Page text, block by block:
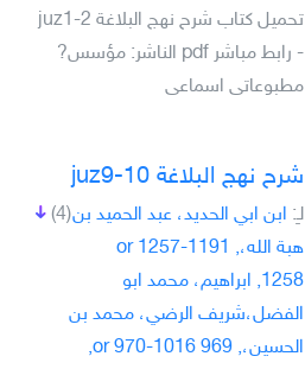
تحميل كتاب شرح نهج البلاغة juz1-2
- رابط مباشر pdf الناشر: مؤسس?
مطبوعاتى اسماعى
شرح نهج البلاغة juz9-10
(4) لـِ: ابن ابي الحديد، عبد الحميد بن
هبة الله،, 1191-1257 or
1258, ابراهيم، محمد ابو
الفضل،شريف الرضي، محمد بن
الحسين،, 969 or 970-1016,